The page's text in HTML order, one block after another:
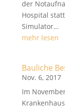
der
Hospital
Simulator…
mehr lesen
Bauliche
Nov. 6, 2017
Im